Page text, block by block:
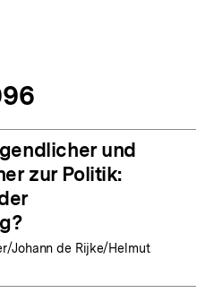
und
zur Politik:
Johann de Rijke/Helmut